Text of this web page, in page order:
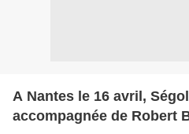
A Nantes le 16 avril,
accompagnée de Robert